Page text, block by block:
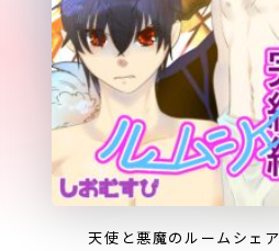
天使と悪魔のルームシェア